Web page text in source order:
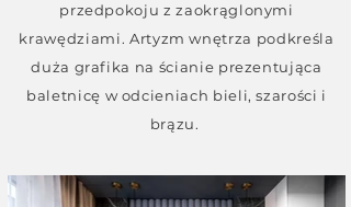
przedpokoju z zaokrąglonymi
krawędziami. Artyzm wnętrza podkreśla
duża grafika na ścianie prezentująca
baletnicę w odcieniach bieli, szarości i
brązu.